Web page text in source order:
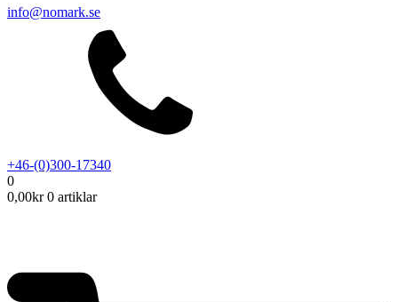
info@nomark.se
+46-(0)300-17340
0
0,00kr 0 artiklar